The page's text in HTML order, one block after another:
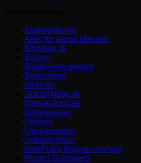
Antikvariat.net
Arkiv for dansk litteratur
Bibliotek.dk
Bog.nu
Bogbrancheguiden
Bogrummet
eReolen
Gratislydbog.dk
Internet Archive
Krimimessen
Librivox
Litteratursiden
Lydboghylden
NewPub's blogger-oversigt
Project Gutenberg